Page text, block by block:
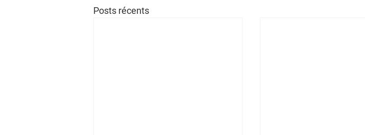
Posts récents